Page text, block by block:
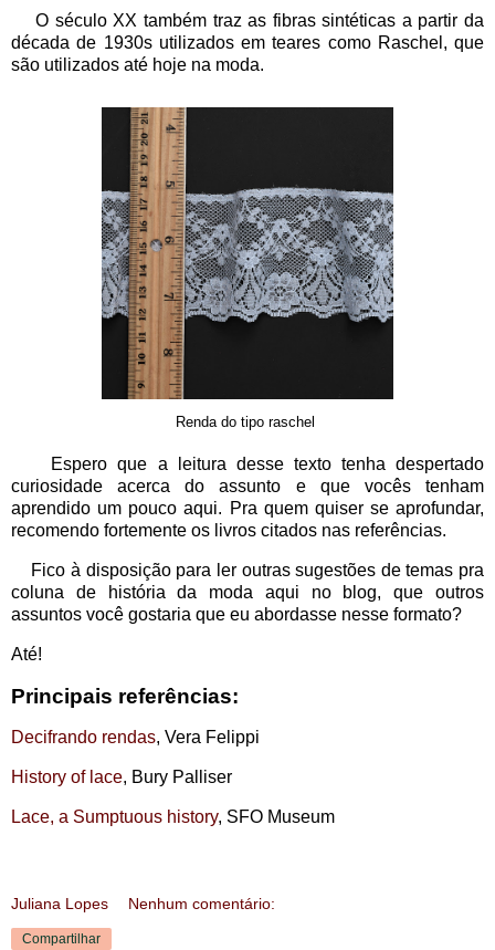
O século XX também traz as fibras sintéticas a partir da
década de 1930s utilizados em teares como Raschel, que
são utilizados até hoje na moda.
Renda do tipo raschel
Espero que a leitura desse texto tenha despertado
curiosidade acerca do assunto e que vocês tenham
aprendido um pouco aqui. Pra quem quiser se aprofundar,
recomendo fortemente os livros citados nas referências.
Fico à disposição para ler outras sugestões de temas pra
coluna de história da moda aqui no blog, que outros
assuntos você gostaria que eu abordasse nesse formato?
Até!
Principais referências:
Decifrando rendas, Vera Felippi
History of lace, Bury Palliser
Lace, a Sumptuous history, SFO Museum
Juliana Lopes Nenhum comentário:
Compartilhar